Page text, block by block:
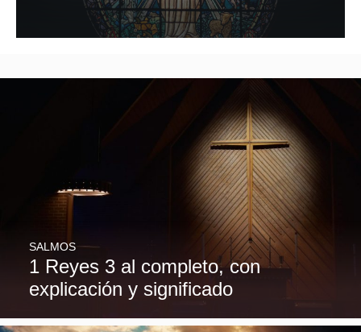
1 Reyes 3 al completo, con
explicación y significado
SALMOS